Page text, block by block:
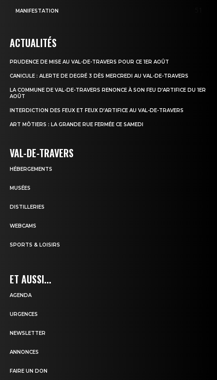
MANIFESTATION
ACTUALITÉS
PRUDENCE DE MISE AU VAL-DE-TRAVERS POUR CE 1ER AOÛT
CANICULE : ALERTE DE DEGRÉ 3 DÈS MERCREDI AU VAL-DE-TRAVERS
LA COMMUNE DE VAL-DE-TRAVERS RENONCE À SON FEU D’ARTIFICE DU 1ER
AOÛT
INTERDICTION DES FEUX ET FEUX D’ARTIFICE AU VAL-DE-TRAVERS
ART MÔTIERS : LA GRANDE RUE FERMÉE CE SAMEDI
VAL-DE-TRAVERS
HÉBERGEMENTS
MUSÉES
DISTILLERIES
WEBCAMS
SPORTS & LOISIRS
ET AUSSI...
AGENDA
URGENCES
NEWSLETTER
ANNONCES
FAIRE UN DON